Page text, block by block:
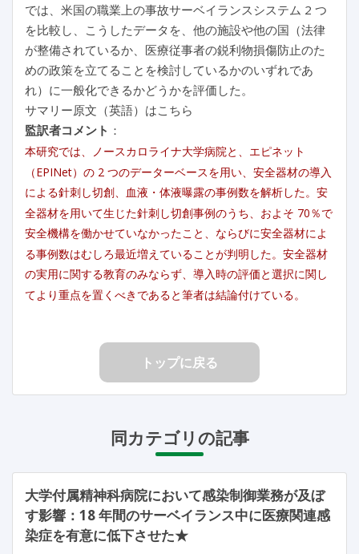
では、米国の職業上の事故サーベイランスシステム 2 つ
を比較し、こうしたデータを、他の施設や他の国（法律
が整備されているか、医療従事者の鋭利物損傷防止のた
めの政策を立てることを検討しているかのいずれであ
れ）に一般化できるかどうかを評価した。
サマリー原文（英語）はこちら
監訳者コメント ：
本研究では、ノースカロライナ大学病院と、エピネット
（EPINet）の 2 つのデーターベースを用い、安全器材の導入
による針刺し切創、血液・体液曝露の事例数を解析した。安
全器材を用いて生じた針刺し切創事例のうち、およそ 70％で
安全機構を働かせていなかったこと、ならびに安全器材によ
る事例数はむしろ最近増えていることが判明した。安全器材
の実用に関する教育のみならず、導入時の評価と選択に関し
てより重点を置くべきであると筆者は結論付けている。
トップに戻る
同カテゴリの記事
大学付属精神科病院において感染制御業務が及ぼ
す影響：18 年間のサーベイランス中に医療関連感
染症を有意に低下させた★